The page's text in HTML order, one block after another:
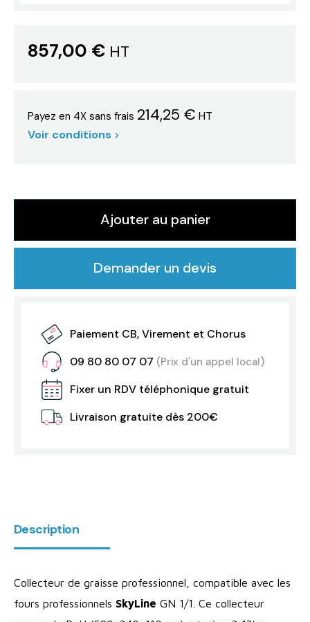
857,00 €HT
Payez en 4X sans frais 214,25 € HT
Voir conditions
Ajouter au panier
Demander un devis
Paiement CB, Virement et Chorus
09 80 80 07 07 (Prix d'un appel local)
Fixer un RDV téléphonique gratuit
Livraison gratuite dès 200€
Description
Collecteur de graisse professionnel, compatible avec les
fours professionnels SkyLine GN 1/1. Ce collecteur